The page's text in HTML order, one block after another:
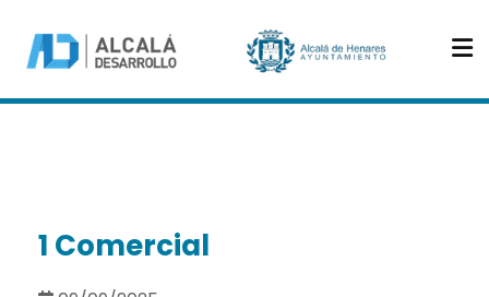
1 Comercial